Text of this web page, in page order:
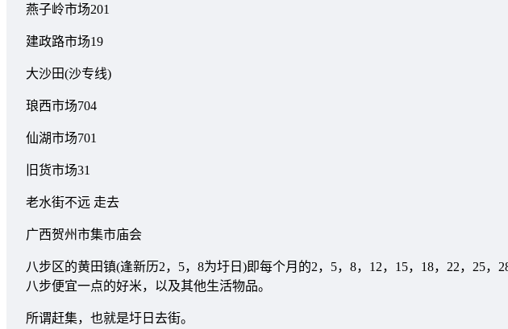
燕子岭市场201
建政路市场19
大沙田(沙专线)
琅西市场704
仙湖市场701
旧货市场31
老水街不远 走去
广西贺州市集市庙会
八步区的黄田镇(逢新历2，5，8为圩日)即每个月的2，5，8，12，15，18，22，25
八步便宜一点的好米，以及其他生活物品。
所谓赶集，也就是圩日去街。